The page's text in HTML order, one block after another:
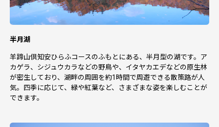
半月湖
羊蹄山倶知安ひらふコースのふもとにある、半月型の湖です。ア
カゲラ、シジュウカラなどの野鳥や、イタヤカエデなどの原生林
が密生しており、湖畔の周囲を約1時間で周遊できる散策路が人
気。四季に応じて、緑や紅葉など、さまざまな姿を楽しむことが
できます。